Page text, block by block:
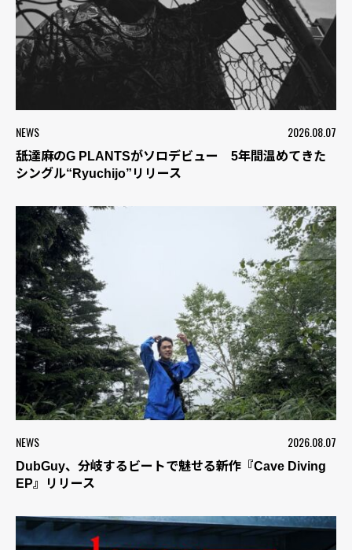
NEWS 2026.08.07
舐達麻のG PLANTSがソロデビュー 5年間温めてきた
シングル“Ryuchijo”リリース
NEWS 2026.08.07
DubGuy、分岐するビートで魅せる新作『Cave Diving
EP』リリース